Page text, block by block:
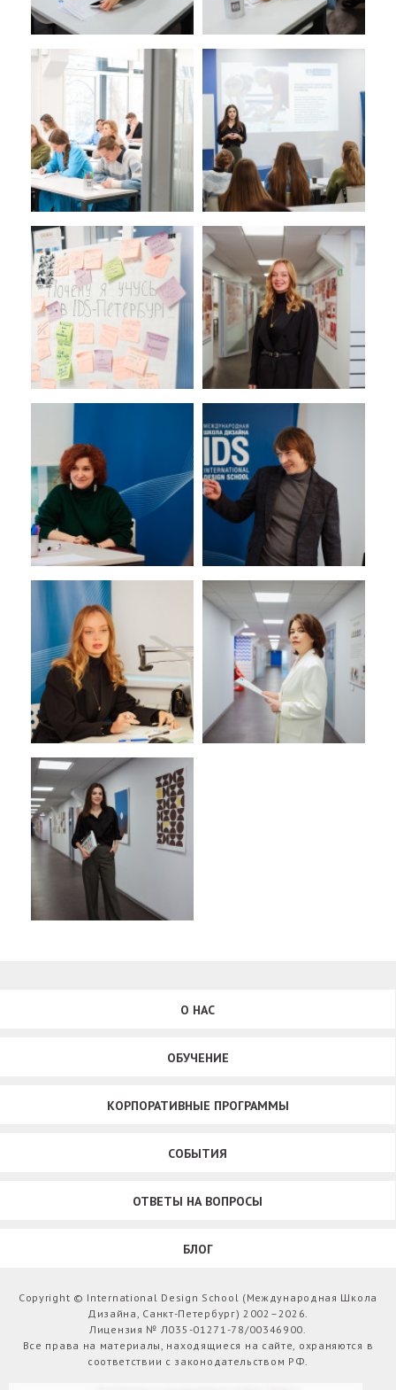
О НАС
ОБУЧЕНИЕ
КОРПОРАТИВНЫЕ ПРОГРАММЫ
СОБЫТИЯ
ОТВЕТЫ НА ВОПРОСЫ
БЛОГ
Copyright © International Design School (Международная Школа
Дизайна, Санкт-Петербург) 2002–2026.
Лицензия № Л035-01271-78/00346900.
Все права на материалы, находящиеся на сайте, охраняются в
соответствии с законодательством РФ.